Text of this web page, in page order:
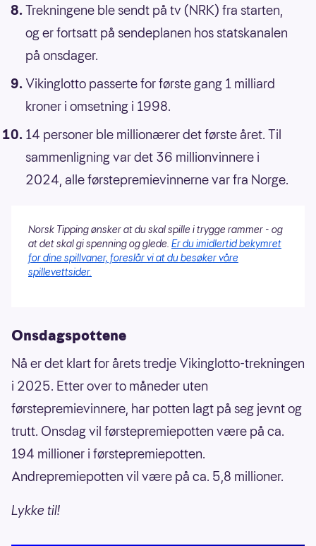
Trekningene ble sendt på tv (NRK) fra starten,
og er fortsatt på sendeplanen hos statskanalen
på onsdager.
Vikinglotto passerte for første gang 1 milliard
kroner i omsetning i 1998.
14 personer ble millionærer det første året. Til
sammenligning var det 36 millionvinnere i
2024, alle førstepremievinnerne var fra Norge.
Norsk Tipping ønsker at du skal spille i trygge rammer - og
at det skal gi spenning og glede. Er du imidlertid bekymret
for dine spillvaner, foreslår vi at du besøker våre
spillevettsider.
Onsdagspottene
Nå er det klart for årets tredje Vikinglotto-trekningen
i 2025. Etter over to måneder uten
førstepremievinnere, har potten lagt på seg jevnt og
trutt. Onsdag vil førstepremiepotten være på ca.
194 millioner i førstepremiepotten.
Andrepremiepotten vil være på ca. 5,8 millioner.
Lykke til!